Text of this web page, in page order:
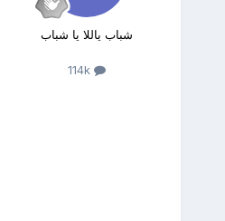
شباب ياللا يا شباب
114k